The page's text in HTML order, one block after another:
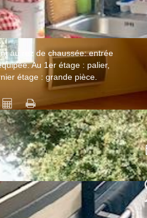
au rez de chaussée: entrée
Au 1er étage : palier,
étage : grande pièce.